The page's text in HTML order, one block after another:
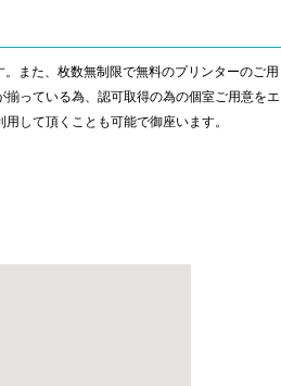
また、枚数無制限で無料のプリンターのご用
っている為、認可取得の為の個室ご用意をエ
して頂くことも可能で御座います。